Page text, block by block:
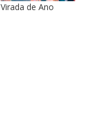
Virada de Ano